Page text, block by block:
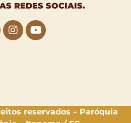
REDES SOCIAIS.
reservados – Paróquia